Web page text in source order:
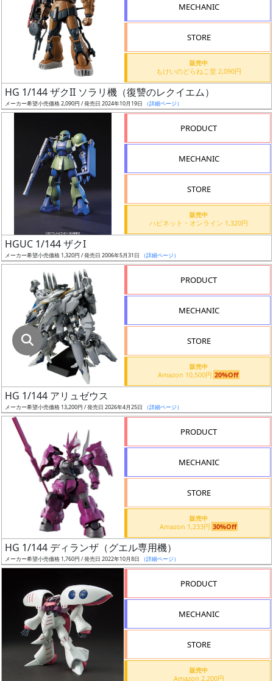
最
安
ク
ス
ア
ー
タ
ー
品
（β）
MECHANIC
STORE
販売中
もけいのどらねこ堂 2,090円
HG 1/144 ザクII ソラリ機（復讐のレクイエム）
メーカー希望小売価格 2,090円 / 発売日 2024年10月19日 （詳細ページ）
PRODUCT
MECHANIC
STORE
販売中
ハピネット・オンライン 1,320円
HGUC 1/144 ザクI
メーカー希望小売価格 1,320円 / 発売日 2006年5月31日 （詳細ページ）
PRODUCT
MECHANIC
STORE
販売中
Amazon 10,500円 20%Off
HG 1/144 アリュゼウス
メーカー希望小売価格 13,200円 / 発売日 2026年4月25日 （詳細ページ）
PRODUCT
MECHANIC
STORE
販売中
Amazon 1,233円 30%Off
HG 1/144 ディランザ（グエル専用機）
メーカー希望小売価格 1,760円 / 発売日 2022年10月8日 （詳細ページ）
PRODUCT
MECHANIC
STORE
販売中
Amazon 2,200円